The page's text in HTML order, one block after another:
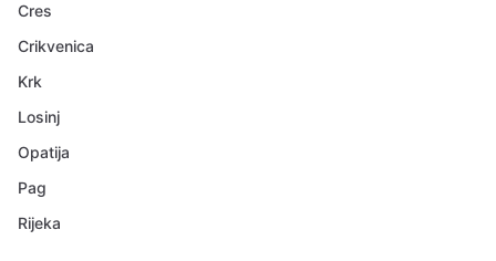
Cres
Crikvenica
Krk
Losinj
Opatija
Pag
Rijeka